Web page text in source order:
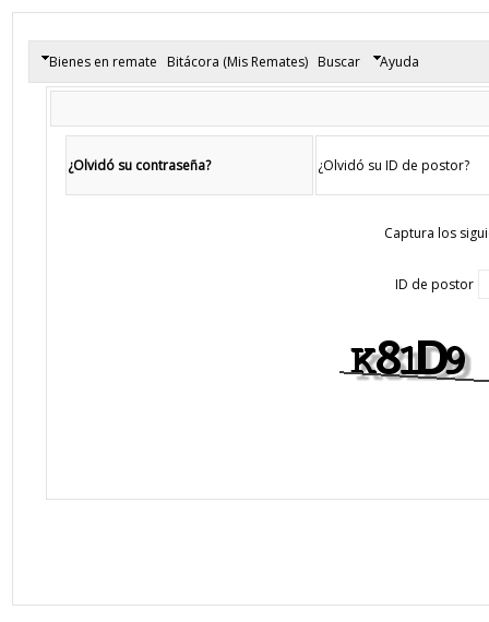
Bienes en remate Bitácora (Mis Remates) Buscar Ayuda
¿Olvidó su contraseña? ¿Olvidó su ID de postor?
Captura los
ID de postor